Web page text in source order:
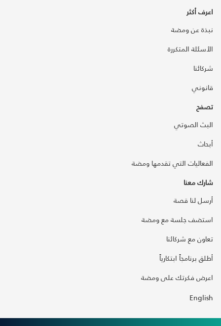
اعرف أكثر
نبذة عن ومضة
الأسئلة المتكررة
شركائنا
قانوني
تصفح
البث الصوتي
أبحاث
الفعاليات التي تقدمها ومضة
شارك معنا
أرسل لنا قصة
استضف جلسة مع ومضة
تعاون مع شركائنا
أطلق برنامجاً ابتكارياً
اعرض فكرتك على ومضة
English